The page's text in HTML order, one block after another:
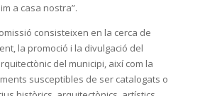
a casa nostra”.
consisteixen en la cerca de
la promoció i la divulgació del
del municipi, així com la
susceptibles de ser catalogats o